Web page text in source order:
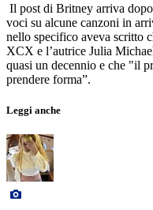
Il post di Britney arriva
voci su alcune canzoni in
nello specifico aveva scritto
XCX e l’autrice Julia
quasi un decennio e che "il
prendere forma”.
Leggi anche